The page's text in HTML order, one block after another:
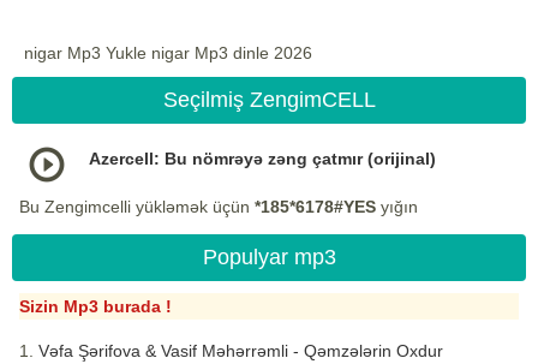
nigar Mp3 Yukle nigar Mp3 dinle 2026
Seçilmiş ZengimCELL
Azercell: Bu nömrəyə zəng çatmır (orijinal)
Bu Zengimcelli yükləmək üçün *185*6178#YES yığın
Populyar mp3
Sizin Mp3 burada !
Vəfa Şərifova & Vasif Məhərrəmli - Qəmzələrin Oxdur